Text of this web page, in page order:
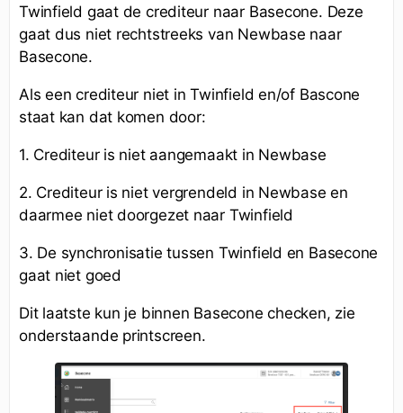
Twinfield gaat de crediteur naar Basecone. Deze
gaat dus niet rechtstreeks van Newbase naar
Basecone.
Als een crediteur niet in Twinfield en/of Bascone
staat kan dat komen door:
1. Crediteur is niet aangemaakt in Newbase
2. Crediteur is niet vergrendeld in Newbase en
daarmee niet doorgezet naar Twinfield
3. De synchronisatie tussen Twinfield en Basecone
gaat niet goed
Dit laatste kun je binnen Basecone checken, zie
onderstaande printscreen.